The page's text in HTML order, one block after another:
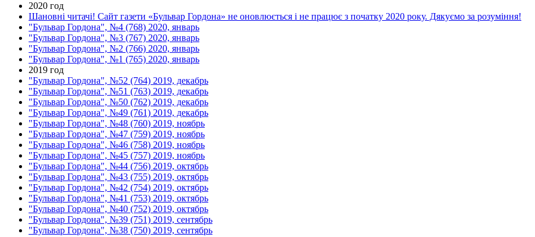
2020 год
Шановні читачі! Сайт газети «Бульвар Гордона» не оновлюється і не працює з початку 2020 року. Дякуємо за розуміння!
"Бульвар Гордона", №4 (768) 2020, январь
"Бульвар Гордона", №3 (767) 2020, январь
"Бульвар Гордона", №2 (766) 2020, январь
"Бульвар Гордона", №1 (765) 2020, январь
2019 год
"Бульвар Гордона", №52 (764) 2019, декабрь
"Бульвар Гордона", №51 (763) 2019, декабрь
"Бульвар Гордона", №50 (762) 2019, декабрь
"Бульвар Гордона", №49 (761) 2019, декабрь
"Бульвар Гордона", №48 (760) 2019, ноябрь
"Бульвар Гордона", №47 (759) 2019, ноябрь
"Бульвар Гордона", №46 (758) 2019, ноябрь
"Бульвар Гордона", №45 (757) 2019, ноябрь
"Бульвар Гордона", №44 (756) 2019, октябрь
"Бульвар Гордона", №43 (755) 2019, октябрь
"Бульвар Гордона", №42 (754) 2019, октябрь
"Бульвар Гордона", №41 (753) 2019, октябрь
"Бульвар Гордона", №40 (752) 2019, октябрь
"Бульвар Гордона", №39 (751) 2019, сентябрь
"Бульвар Гордона", №38 (750) 2019, сентябрь